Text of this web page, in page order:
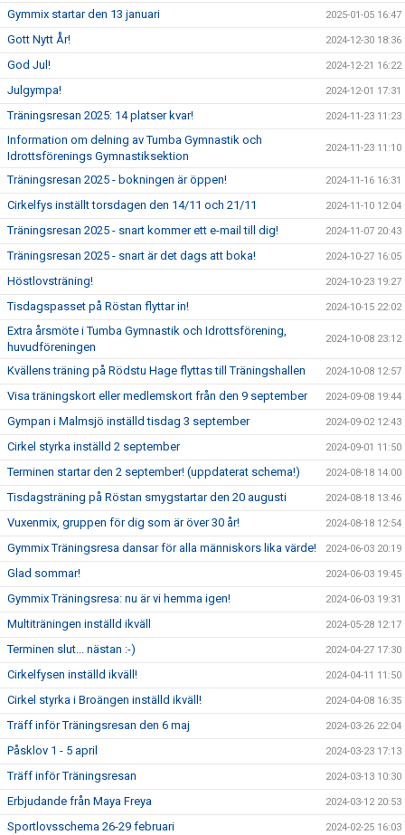
Gymmix startar den 13 januari 2025-01-05 16:47
Gott Nytt År! 2024-12-30 18:36
God Jul! 2024-12-21 16:22
Julgympa! 2024-12-01 17:31
Träningsresan 2025: 14 platser kvar! 2024-11-23 11:23
Information om delning av Tumba Gymnastik och
Idrottsförenings Gymnastiksektion
2024-11-23 11:10
Träningsresan 2025 - bokningen är öppen! 2024-11-16 16:31
Cirkelfys inställt torsdagen den 14/11 och 21/11 2024-11-10 12:04
Träningsresan 2025 - snart kommer ett e-mail till dig! 2024-11-07 20:43
Träningsresan 2025 - snart är det dags att boka! 2024-10-27 16:05
Höstlovsträning! 2024-10-23 19:27
Tisdagspasset på Röstan flyttar in! 2024-10-15 22:02
Extra årsmöte i Tumba Gymnastik och Idrottsförening,
huvudföreningen
2024-10-08 23:12
Kvällens träning på Rödstu Hage flyttas till Träningshallen 2024-10-08 12:57
Visa träningskort eller medlemskort från den 9 september 2024-09-08 19:44
Gympan i Malmsjö inställd tisdag 3 september 2024-09-02 12:43
Cirkel styrka inställd 2 september 2024-09-01 11:50
Terminen startar den 2 september! (uppdaterat schema!) 2024-08-18 14:00
Tisdagsträning på Röstan smygstartar den 20 augusti 2024-08-18 13:46
Vuxenmix, gruppen för dig som är över 30 år! 2024-08-18 12:54
Gymmix Träningsresa dansar för alla människors lika värde! 2024-06-03 20:19
Glad sommar! 2024-06-03 19:45
Gymmix Träningsresa: nu är vi hemma igen! 2024-06-03 19:31
Multiträningen inställd ikväll 2024-05-28 12:17
Terminen slut... nästan :-) 2024-04-27 17:30
Cirkelfysen inställd ikväll! 2024-04-11 11:50
Cirkel styrka i Broängen inställd ikväll! 2024-04-08 16:35
Träff inför Träningsresan den 6 maj 2024-03-26 22:04
Påsklov 1 - 5 april 2024-03-23 17:13
Träff inför Träningsresan 2024-03-13 10:30
Erbjudande från Maya Freya 2024-03-12 20:53
Sportlovsschema 26-29 februari 2024-02-25 16:03